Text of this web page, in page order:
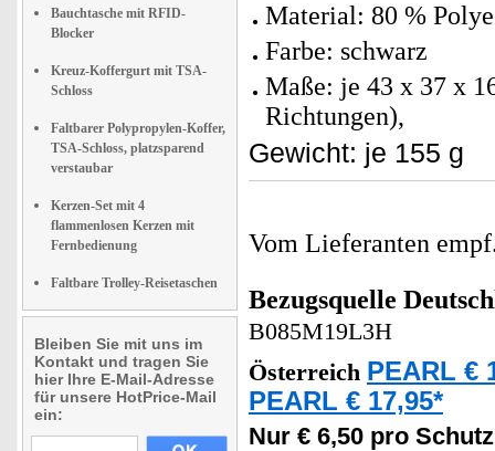
Bauchtasche mit RFID-
Blocker
Kreuz-Koffergurt mit TSA-
Schloss
Faltbarer Polypropylen-Koffer,
TSA-Schloss, platzsparend
verstaubar
Kerzen-Set mit 4
flammenlosen Kerzen mit
Fernbedienung
Faltbare Trolley-Reisetaschen
Bleiben Sie mit uns im
Kontakt und tragen Sie
hier Ihre E-Mail-Adresse
für unsere HotPrice-Mail
ein:
Material: 80 %
Farbe: schwarz
Maße: je 43 x 37 x
Richtungen),
Gewicht: je 155 g
Vom Lieferanten
Bezugsquelle
B085M19L3H
Österreich PEARL €
PEARL € 17,95*
Nur € 6,50 pro